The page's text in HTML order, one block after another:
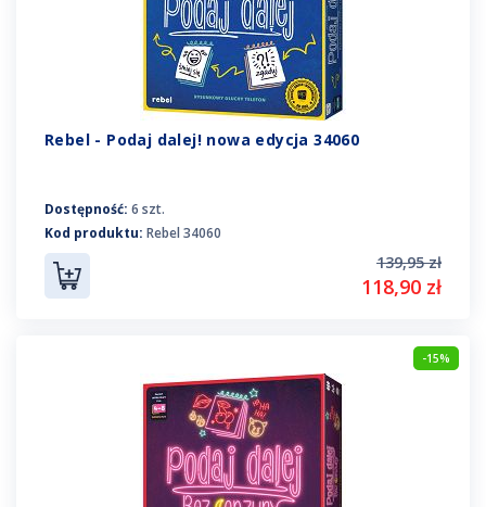
Rebel - Podaj dalej! nowa edycja 34060
Dostępność: 6 szt.
Kod produktu: Rebel 34060
139,95 zł
118,90 zł
-15%